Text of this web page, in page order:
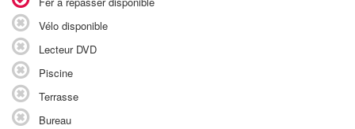
Vélo disponible
Lecteur DVD
Piscine
Terrasse
Bureau